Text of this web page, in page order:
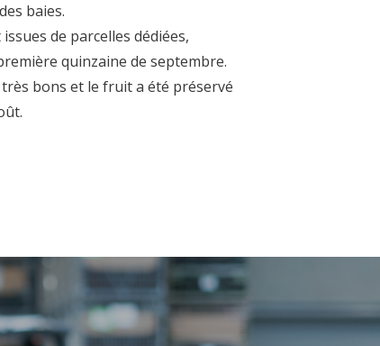
baies.
de parcelles dédiées,
quinzaine de septembre.
bons et le fruit a été préservé